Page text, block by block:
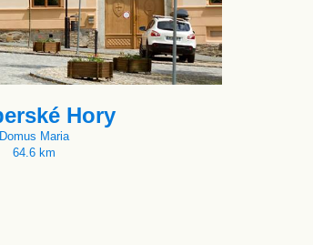
Hory
Domus Maria
64.6 km